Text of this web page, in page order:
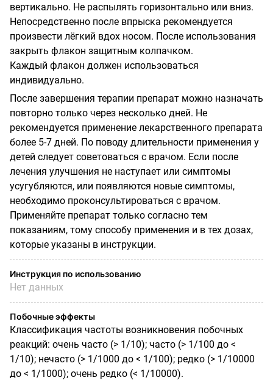
вертикально. Не распылять горизонтально или вниз.
Непосредственно после впрыска рекомендуется
произвести лёгкий вдох носом. После использования
закрыть флакон защитным колпачком.
Каждый флакон должен использоваться
индивидуально.
После завершения терапии препарат можно назначать
повторно только через несколько дней. Не
рекомендуется применение лекарственного препарата
более 5-7 дней. По поводу длительности применения у
детей следует советоваться с врачом. Если после
лечения улучшения не наступает или симптомы
усугубляются, или появляются новые симптомы,
необходимо проконсультироваться с врачом.
Применяйте препарат только согласно тем
показаниям, тому способу применения и в тех дозах,
которые указаны в инструкции.
Инструкция по использованию
Нет данных
Побочные эффекты
Классификация частоты возникновения побочных
реакций: очень часто (> 1/10); часто (> 1/100 до <
1/10); нечасто (> 1/1000 до < 1/100); редко (> 1/10000
до < 1/1000); очень редко (< 1/10000).